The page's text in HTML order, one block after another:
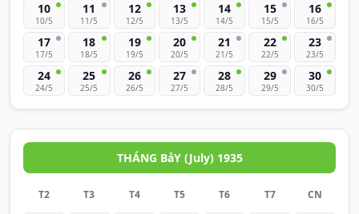
10
10/5
11
11/5
12
12/5
13
13/5
14
14/5
15
15/5
16
16/5
17
17/5
18
18/5
19
19/5
20
20/5
21
21/5
22
22/5
23
23/5
24
24/5
25
25/5
26
26/5
27
27/5
28
28/5
29
29/5
30
30/5
THÁNG BảY (July) 1935
T2 T3 T4 T5 T6 T7 CN